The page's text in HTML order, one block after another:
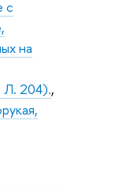
с
на
204).,